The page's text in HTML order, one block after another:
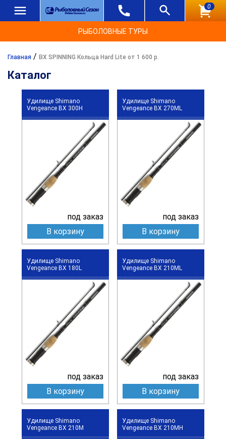
0
РЫБОЛОВНЫЕ ТУРЫ
Главная / BX SPINNING Кольца Hard Lite от 1 600 р.
Каталог
Удилище Shimano
Vengeance BX 300H
под заказ
В корзину
Удилище Shimano
Vengeance BX 270ML
под заказ
В корзину
Удилище Shimano
Vengeance BX 180L
под заказ
В корзину
Удилище Shimano
Vengeance BX 210ML
под заказ
В корзину
Удилище Shimano
Vengeance BX 210M
Удилище Shimano
Vengeance BX 210MH